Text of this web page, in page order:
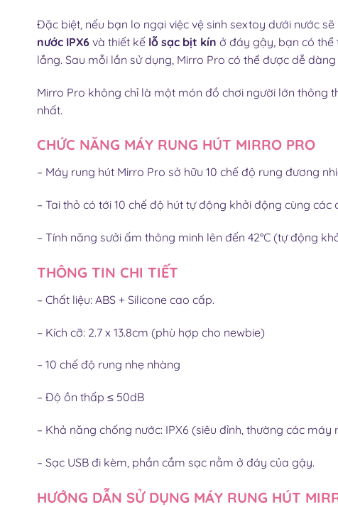
Đặc biệt, nếu bạn lo ngại việc vệ sinh sextoy dưới nước
nước IPX6và thiết kế lỗ sạc bịt kín ở đáy gậy, bạn có thể
lắng. Sau mỗi lần sử dụng, Mirro Pro có thể được dễ dàng
Mirro Pro không chỉ là một món đồ chơi người lớn thông
nhất.
CHỨC NĂNG MÁY RUNG HÚT MIRRO PRO
– Máy rung hút Mirro Pro sở hữu 10 chế độ rung đương
– Tai thỏ có tới 10 chế độ hút tự động khởi động cùng các
– Tính năng sưởi ấm thông minh lên đến 42°C (tự động
THÔNG TIN CHI TIẾT
– Chất liệu: ABS + Silicone cao cấp.
– Kích cỡ: 2.7 x 13.8cm (phù hợp cho newbie)
– 10 chế độ rung nhẹ nhàng
– Độ ồn thấp ≤ 50dB
– Khả năng chống nước: IPX6 (siêu đỉnh, thường các máy
– Sạc USB đi kèm, phần cắm sạc nằm ở đáy của gậy.
HƯỚNG DẪN SỬ DỤNG MÁY RUNG HÚT